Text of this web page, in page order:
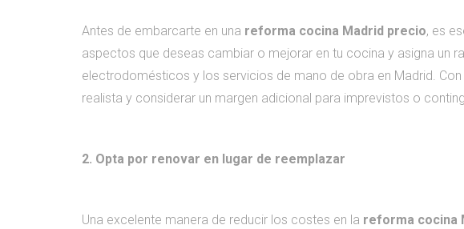
Antes de embarcarte en una reforma cocina Madrid precio, es
aspectos que deseas cambiar o mejorar en tu cocina y asigna un
electrodomésticos y los servicios de mano de obra en Madrid.
realista y considerar un margen adicional para imprevistos o
2. Opta por renovar en lugar de reemplazar
Una excelente manera de reducir los costes en la reforma cocina